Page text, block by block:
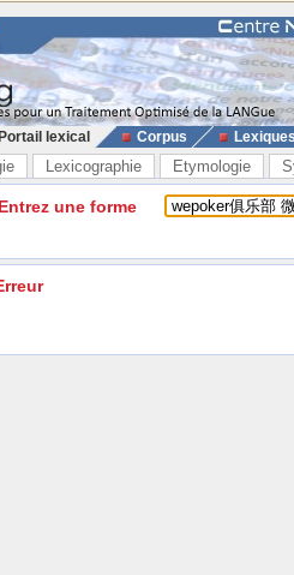
Portail lexical Corpus
Lexicographie Etymologie
Entrez une forme